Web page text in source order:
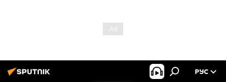
РУС